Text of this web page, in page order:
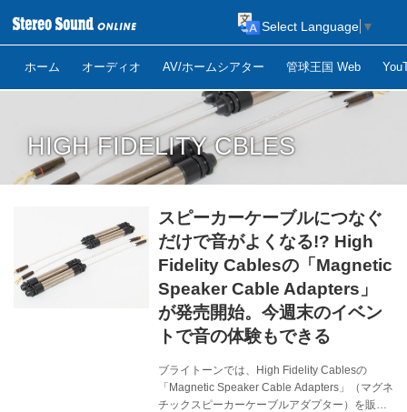
ホーム オーディオ AV/ホームシアター 管球王国 Web
Select Language ▼
HIGH FIDELITY CBLES
スピーカーケーブルにつなぐ
だけで音がよくなる!? High
Fidelity Cablesの「Magnetic
Speaker Cable Adapters」
が発売開始。今週末のイベン
トで音の体験もできる
ブライトーンでは、High Fidelity Cablesの
「Magnetic Speaker Cable Adapters」（マグネ
チックスピーカーケーブルアダプター）を販売